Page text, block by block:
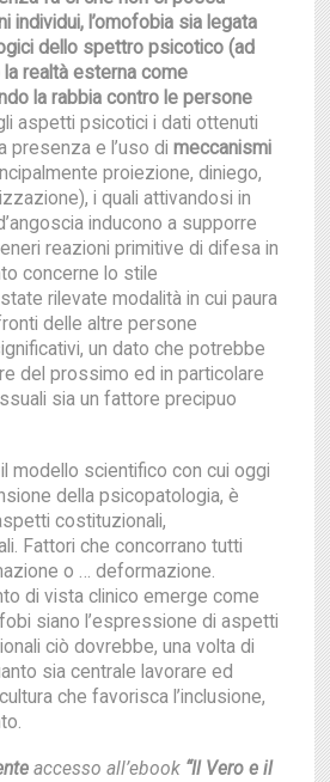
individui, l’omofobia sia legata
dello spettro psicotico (ad
realtà esterna come
la rabbia contro le persone
aspetti psicotici i dati ottenuti
presenza e l’uso dimeccanismi
proiezione, diniego,
i quali attivandosi in
inducono a supporre
reazioni primitive di difesa in
concerne lo stile
rilevate modalità in cui paura
delle altre persone
un dato che potrebbe
del prossimo ed in particolare
sia un fattore precipuo
modello scientifico con cui oggi
della psicopatologia, è
costituzionali,
Fattori che concorrano tutti
o … deformazione.
di vista clinico emerge come
siano l’espressione di aspetti
ciò dovrebbe, una volta di
sia centrale lavorare ed
che favorisca l’inclusione,
accesso all’ebook “Il Vero e il